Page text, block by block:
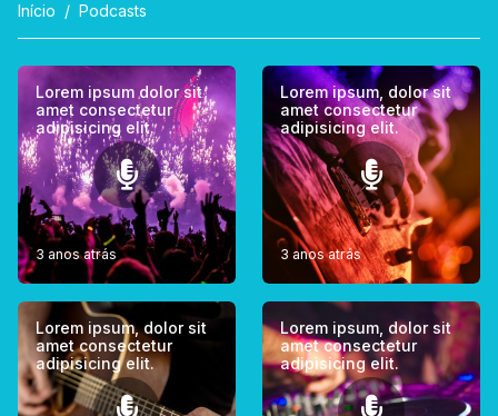
Início Podcasts
Lorem ipsum dolor sit
amet consectetur
adipisicing elit.
3 anos atrás
Lorem ipsum, dolor sit
amet consectetur
adipisicing elit.
3 anos atrás
Lorem ipsum, dolor sit
amet consectetur
adipisicing elit.
Lorem ipsum, dolor sit
amet consectetur
adipisicing elit.